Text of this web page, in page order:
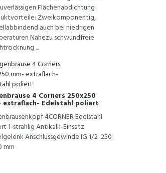
Flächenabdichtung
Zweikomponentig,
auch bei niedrigen
Nahezu schwundfreie
...
4 Corners 250x250
extraflach- Edelstahl poliert
4CORNER Edelstahl
1-strahlig Antikalk-Einsatz
Anschlussgewinde IG 1/2 250
mm